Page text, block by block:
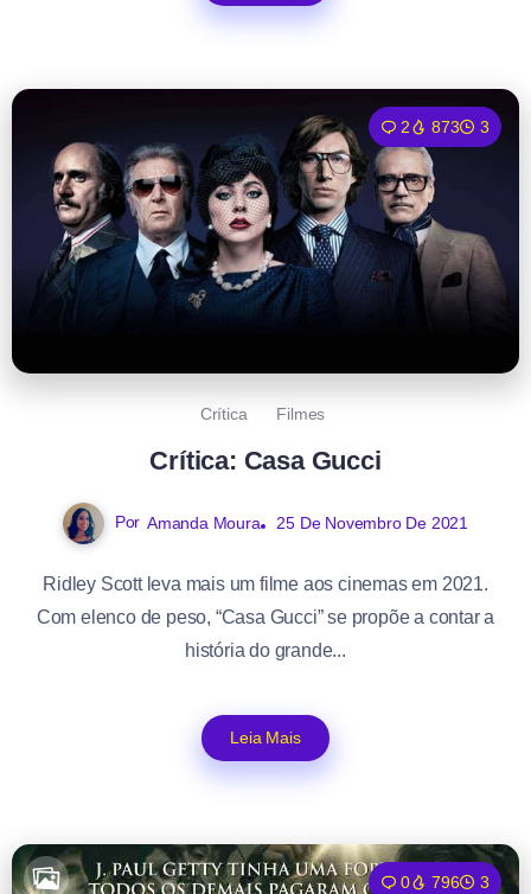
2 873 3
Crítica Filmes
Crítica: Casa Gucci
Por Amanda Moura 25 De Novembro De 2021
Ridley Scott leva mais um filme aos cinemas em 2021.
Com elenco de peso, “Casa Gucci” se propõe a contar a
história do grande...
Leia Mais
0 796 3